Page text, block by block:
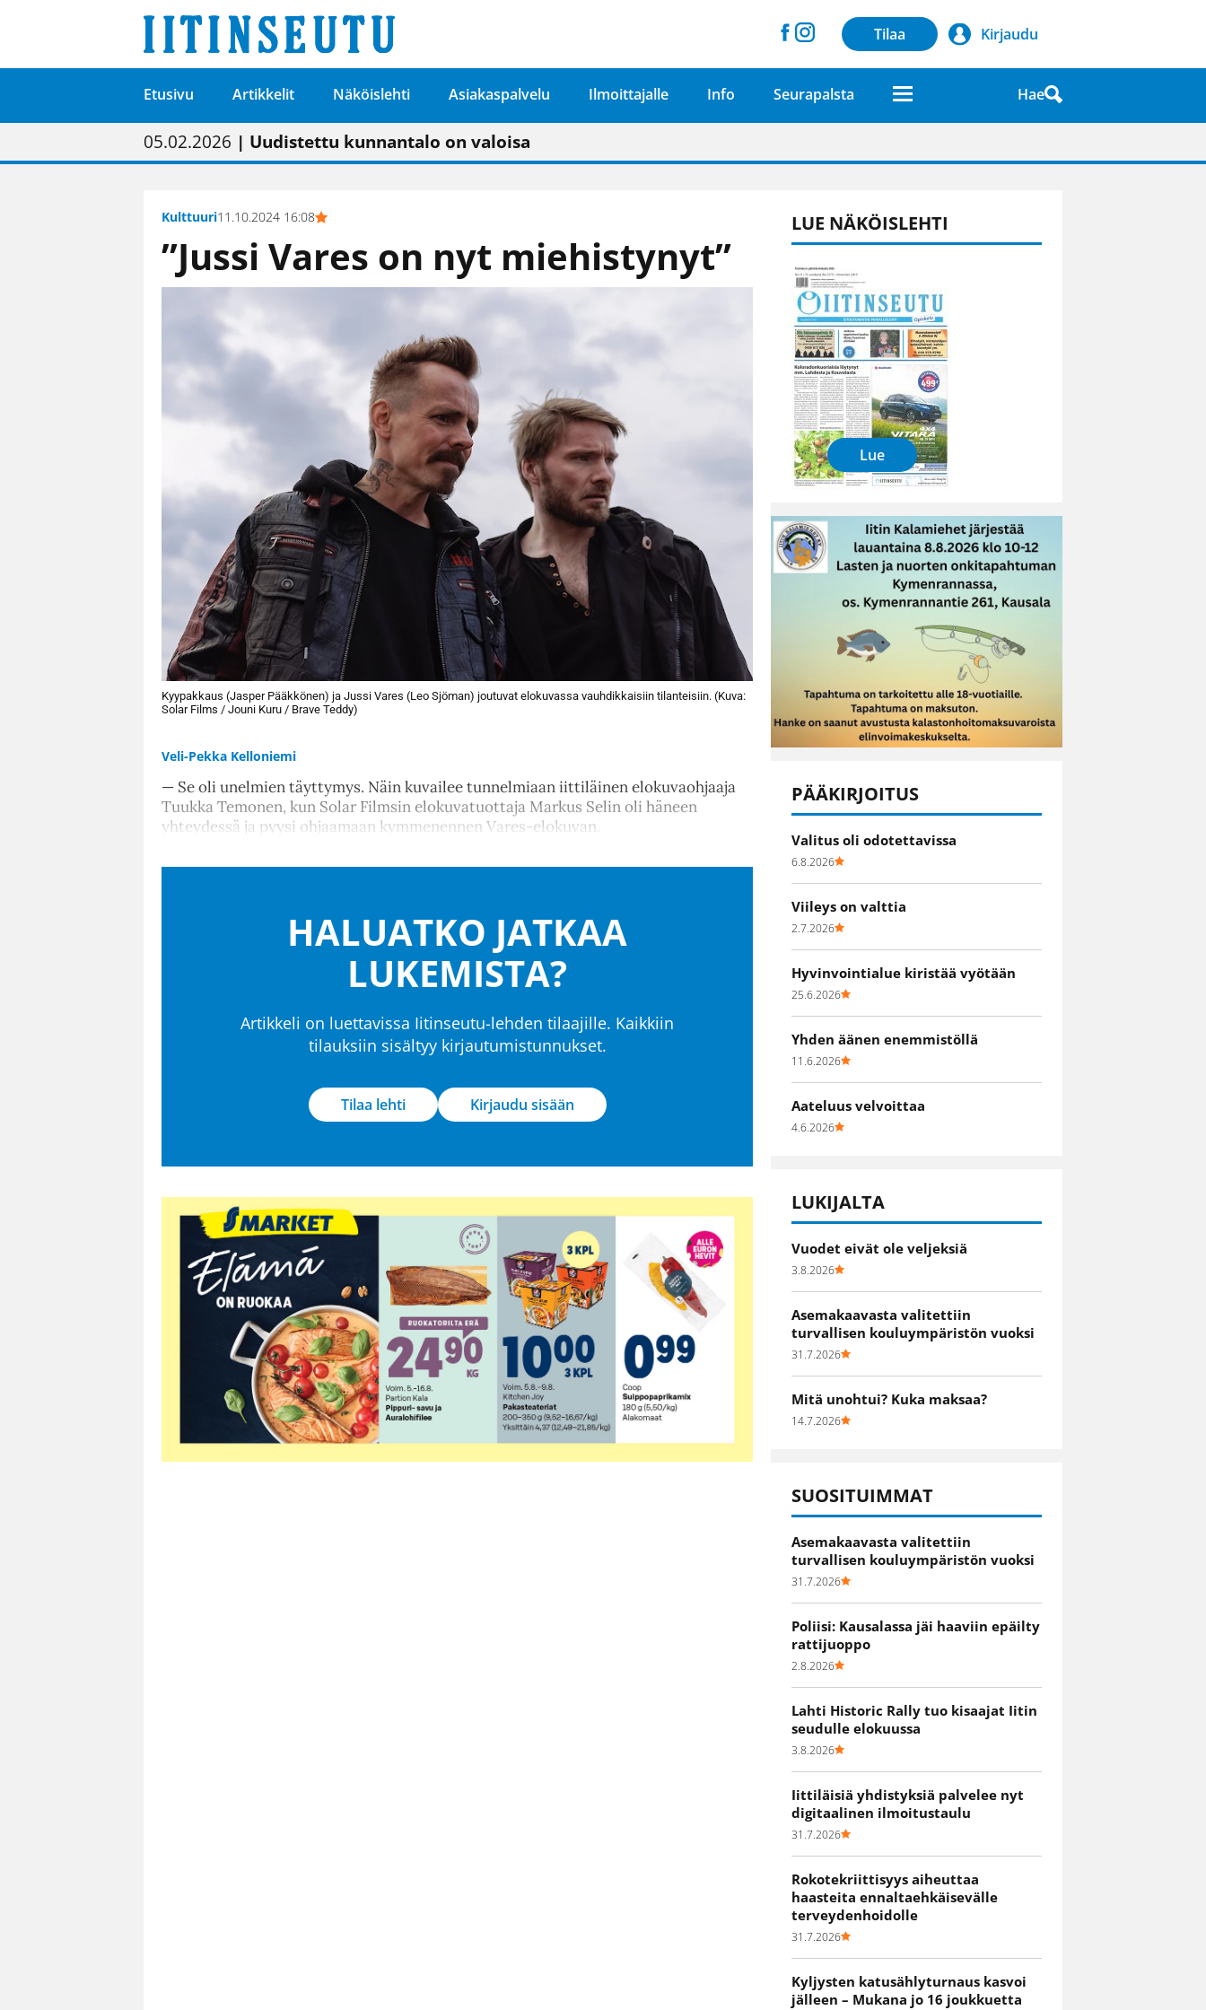
Tilaa Kirjaudu
Etusivu Artikkelit Näköislehti Asiakaspalvelu Ilmoittajalle Info Seurapalsta Hae
01.02.2026 | Painon vaihtumisen pitäisi näkyä hieman parempana painojäljen laatuna lehdessä
05.02.2026 | Uudistettu kunnantalo on valoisa
23.04.2026 | “Olemme käynnistämässä uudelleen keskustavisiotyön”
09.05.2026| "Maalla on totuttu elämään omavaraisemmin kuin kaupungissa"
Kulttuuri11.10.2024 16:08
”Jussi Vares on nyt miehistynyt”
Kyypakkaus (Jasper Pääkkönen) ja Jussi Vares (Leo Sjöman) joutuvat elokuvassa vauhdikkaisiin tilanteisiin. (Kuva:
Solar Films / Jouni Kuru / Brave Teddy)
Veli-Pekka Kelloniemi
— Se oli unelmien täyttymys. Näin kuvailee tunnelmiaan iittiläinen elokuvaohjaaja
Tuukka Temonen, kun Solar Filmsin elokuvatuottaja Markus Selin oli häneen
yhteydessä ja pyysi ohjaamaan kymmenennen Vares-elokuvan.
HALUATKO JATKAA
LUKEMISTA?
Artikkeli on luettavissa Iitinseutu-lehden tilaajille. Kaikkiin
tilauksiin sisältyy kirjautumistunnukset.
Tilaa lehti Kirjaudu sisään
LUE NÄKÖISLEHTI
Lue
PÄÄKIRJOITUS
Valitus oli odotettavissa
6.8.2026
Viileys on valttia
2.7.2026
Hyvinvointialue kiristää vyötään
25.6.2026
Yhden äänen enemmistöllä
11.6.2026
Aateluus velvoittaa
4.6.2026
LUKIJALTA
Vuodet eivät ole veljeksiä
3.8.2026
Asemakaavasta valitettiin
turvallisen kouluympäristön vuoksi
31.7.2026
Mitä unohtui? Kuka maksaa?
14.7.2026
SUOSITUIMMAT
Asemakaavasta valitettiin
turvallisen kouluympäristön vuoksi
31.7.2026
Poliisi: Kausalassa jäi haaviin epäilty
rattijuoppo
2.8.2026
Lahti Historic Rally tuo kisaajat Iitin
seudulle elokuussa
3.8.2026
Iittiläisiä yhdistyksiä palvelee nyt
digitaalinen ilmoitustaulu
31.7.2026
Rokotekriittisyys aiheuttaa
haasteita ennaltaehkäisevälle
terveydenhoidolle
31.7.2026
Kyljysten katusählyturnaus kasvoi
jälleen – Mukana jo 16 joukkuetta